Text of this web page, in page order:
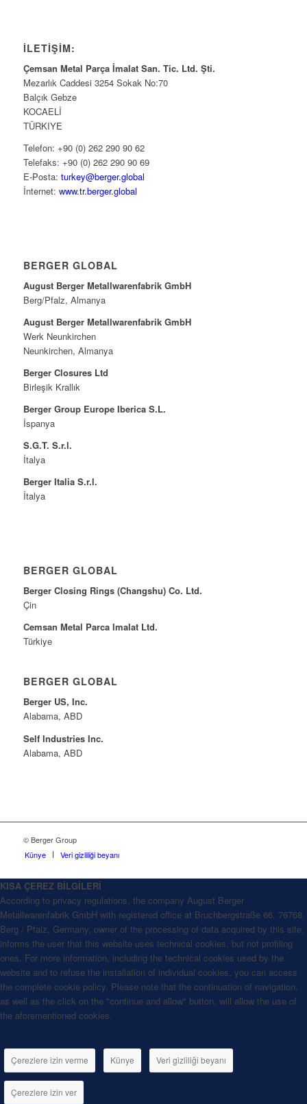
İLETİŞİM:
Çemsan Metal Parça İmalat San. Tic. Ltd. Şti.
Mezarlık Caddesi 3254 Sokak No:70
Balçık Gebze
KOCAELİ
TÜRKIYE
Telefon: +90 (0) 262 290 90 62
Telefaks: +90 (0) 262 290 90 69
E-Posta: turkey@berger.global
İnternet: www.tr.berger.global
BERGER GLOBAL
August Berger Metallwarenfabrik GmbH
Berg/Pfalz, Almanya
August Berger Metallwarenfabrik GmbH
Werk Neunkirchen
Neunkirchen, Almanya
Berger Closures Ltd
Birleşik Krallık
Berger Group Europe Iberica S.L.
İspanya
S.G.T. S.r.l.
İtalya
Berger Italia S.r.l.
İtalya
BERGER GLOBAL
Berger Closing Rings (Changshu) Co. Ltd.
Çin
Cemsan Metal Parca Imalat Ltd.
Türkiye
BERGER GLOBAL
Berger US, Inc.
Alabama, ABD
Self Industries Inc.
Alabama, ABD
© Berger Group
Künye
Veri gizliliği beyanı
KISA ÇEREZ BİLGİLERİ
According to privacy regulations, the company August Berger
Metallwarenfabrik GmbH with registered office at Bruchbergstraße 66, 76768
Berg / Pfalz, Germany, owner of the processing of data acquired by this site,
informs the user that this website uses technical cookies, but not profiling
ones. For more information, including the technical cookies used by the
website and to refuse the installation of individual cookies, you can access
the complete cookie policy. Please note that the continuation of navigation,
as well as the click on the "continue and allow" button, will allow the use of
the aforementioned cookies.
Çerezlere izin verme Künye Veri gizliliği beyanı
Çerezlere izin ver